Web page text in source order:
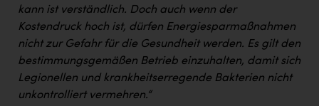
Smurfit Westrock Nettingsdorf
TCL
TGW Logistics
TRAILOMAT & Cycling Austria
kann ist verständlich. Doch auch wenn der
Kostendruck hoch ist, dürfen Energiesparmaßnahmen
nicht zur Gefahr für die Gesundheit werden. Es gilt den
bestimmungsgemäßen Betrieb einzuhalten, damit sich
Legionellen und krankheitserregende Bakterien nicht
unkontrolliert vermehren.“